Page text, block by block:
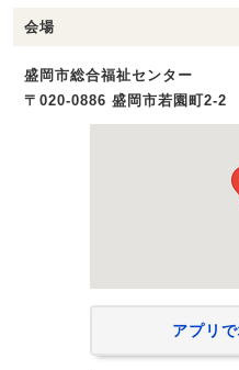
会場
盛岡市総合福祉センター
〒020-0886 盛岡市若園町2-2
アプリ